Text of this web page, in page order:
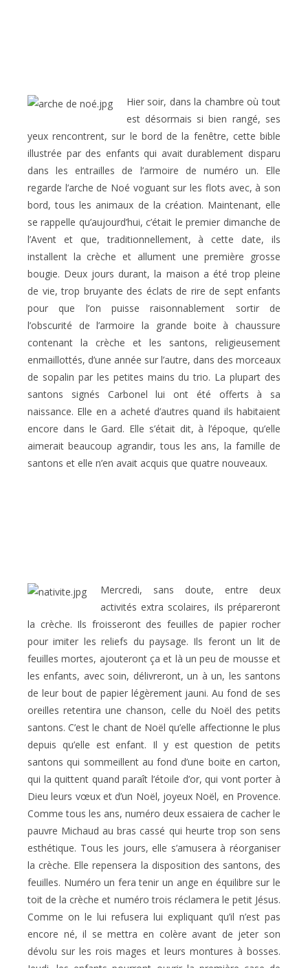
Hier soir, dans la chambre où tout
est désormais si bien rangé, ses
yeux rencontrent, sur le bord de la fenêtre, cette bible
illustrée par des enfants qui avait durablement disparu
dans les entrailles de l’armoire de numéro un. Elle
regarde l’arche de Noé voguant sur les flots avec, à son
bord, tous les animaux de la création. Maintenant, elle
se rappelle qu’aujourd’hui, c’était le premier dimanche de
l’Avent et que, traditionnellement, à cette date, ils
installent la crèche et allument une première grosse
bougie. Deux jours durant, la maison a été trop pleine
de vie, trop bruyante des éclats de rire de sept enfants
pour que l’on puisse raisonnablement sortir de
l’obscurité de l’armoire la grande boite à chaussure
contenant la crèche et les santons, religieusement
enmaillottés, d’une année sur l’autre, dans des morceaux
de sopalin par les petites mains du trio. La plupart des
santons signés Carbonel lui ont été offerts à sa
naissance. Elle en a acheté d’autres quand ils habitaient
encore dans le Gard. Elle s’était dit, à l’époque, qu’elle
aimerait beaucoup agrandir, tous les ans, la famille de
santons et elle n’en avait acquis que quatre nouveaux.
Mercredi, sans doute, entre deux
activités extra scolaires, ils prépareront
la crèche. Ils froisseront des feuilles de papier rocher
pour imiter les reliefs du paysage. Ils feront un lit de
feuilles mortes, ajouteront ça et là un peu de mousse et
les enfants, avec soin, délivreront, un à un, les santons
de leur bout de papier légèrement jauni. Au fond de ses
oreilles retentira une chanson, celle du Noël des petits
santons. C’est le chant de Noël qu’elle affectionne le plus
depuis qu’elle est enfant. Il y est question de petits
santons qui sommeillent au fond d’une boite en carton,
qui la quittent quand paraît l’étoile d’or, qui vont porter à
Dieu leurs vœux et d’un Noël, joyeux Noël, en Provence.
Comme tous les ans, numéro deux essaiera de cacher le
pauvre Michaud au bras cassé qui heurte trop son sens
esthétique. Tous les jours, elle s’amusera à réorganiser
la crèche. Elle repensera la disposition des santons, des
feuilles. Numéro un fera tenir un ange en équilibre sur le
toit de la crèche et numéro trois réclamera le petit Jésus.
Comme on le lui refusera lui expliquant qu’il n’est pas
encore né, il se mettra en colère avant de jeter son
dévolu sur les rois mages et leurs montures à bosses.